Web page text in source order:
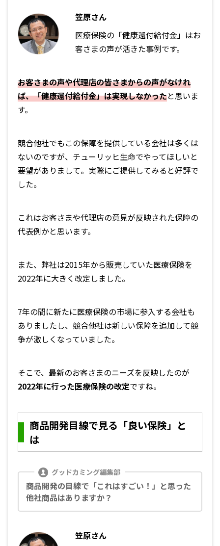
笠原さん
医療保険の「健康還付給付金」はお
客さまの声が活きた事例です。
お客さまの声や代理店の皆さまからの声がなけれ
ば、「健康還付給付金」は実現しなかったと思いま
す。
競合他社でもこの保障を提供している会社は多くは
ないのですが、チューリッヒ生命でやってほしいと
要望がありまして。実際にご提供してみると好評で
した。
これはお客さまや代理店の意見が反映された保障の
代表例かと思います。
また、弊社は2015年から販売していた医療保険を
2022年に大きく改定しました。
7年の間に新たに医療保険の市場に参入する会社も
ありましたし、競合他社は新しい保障を追加して競
争が激しくなっていました。
そこで、最新のお客さまのニーズを反映したのが
2022年に行った医療保険の改定ですね。
商品開発目線で見る「良い保険」と
は
商品開発の目線で「これはすごい！」と思った
他社商品はありますか？
笠原さん